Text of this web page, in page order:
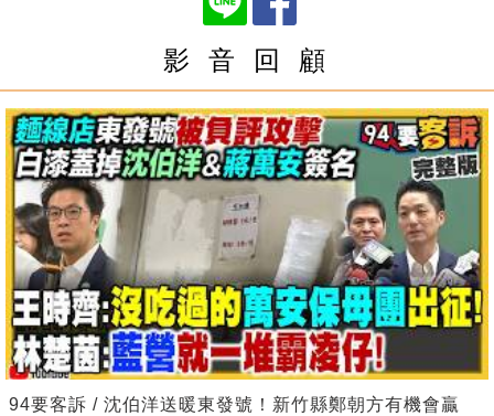
影 音 回 顧
94要客訴 / 沈伯洋送暖東發號！新竹縣鄭朝方有機會贏